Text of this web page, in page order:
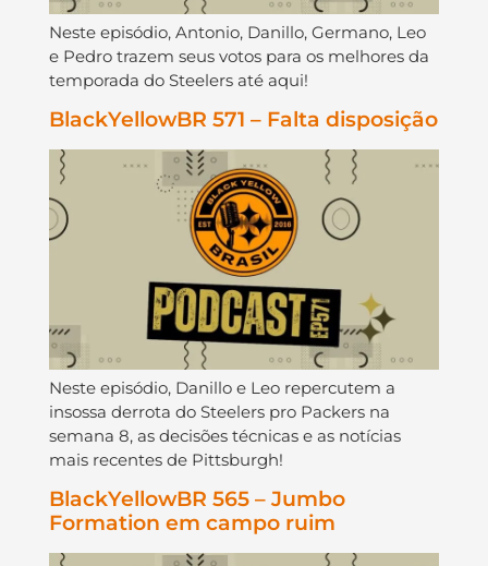
Neste episódio, Antonio, Danillo, Germano, Leo
e Pedro trazem seus votos para os melhores da
temporada do Steelers até aqui!
BlackYellowBR 571 – Falta disposição
Neste episódio, Danillo e Leo repercutem a
insossa derrota do Steelers pro Packers na
semana 8, as decisões técnicas e as notícias
mais recentes de Pittsburgh!
BlackYellowBR 565 – Jumbo
Formation em campo ruim